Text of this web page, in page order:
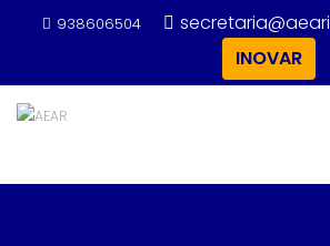
938606504
INOVAR